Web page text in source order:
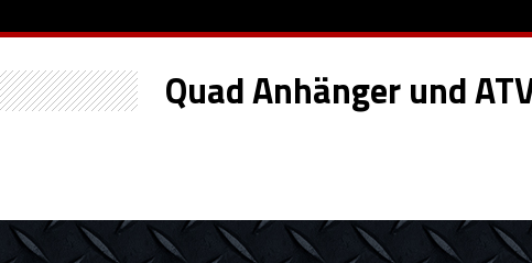
Quad Anhänger und